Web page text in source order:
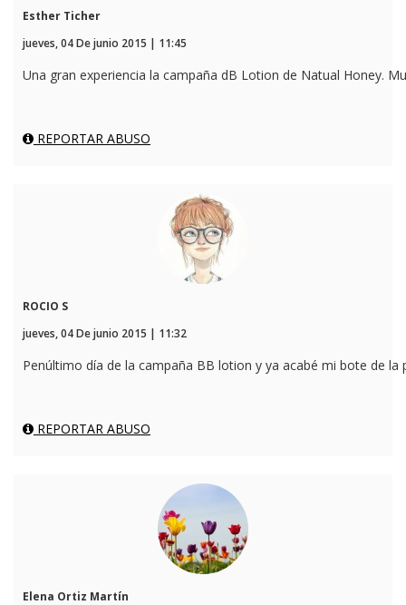
Esther Ticher
jueves, 04 De junio 2015 | 11:45
Una gran experiencia la campaña dB Lotion de Natual Honey.
REPORTAR ABUSO
ROCIO S
jueves, 04 De junio 2015 | 11:32
Penúltimo día de la campaña BB lotion y ya acabé mi bote de
REPORTAR ABUSO
Elena Ortiz Martín